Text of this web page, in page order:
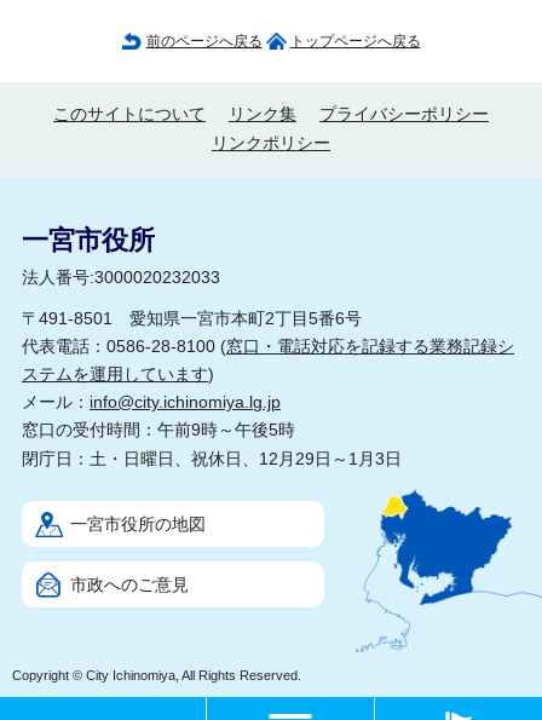
前のページへ戻る トップページへ戻る
このサイトについて リンク集
プライバシーポリシー
リンクポリシー
一宮市役所
法人番号:3000020232033
〒491-8501 愛知県一宮市本町2丁目5番6号
代表電話：0586-28-8100 (窓口・電話対応を記録する業務記録シ
ステムを運用しています)
メール： info@city.ichinomiya.lg.jp
窓口の受付時間：午前9時～午後5時
閉庁日：土・日曜日、祝休日、12月29日～1月3日
一宮市役所の地図
市政へのご意見
Copyright © City Ichinomiya, All Rights Reserved.